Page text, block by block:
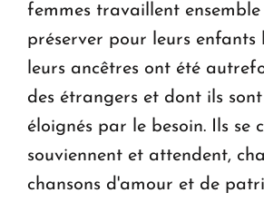
femmes travaillent
préserver pour leurs
leurs ancêtres ont été
des étrangers et dont ils
éloignés par le besoin. Ils se
souviennent et attendent,
chansons d'amour et de